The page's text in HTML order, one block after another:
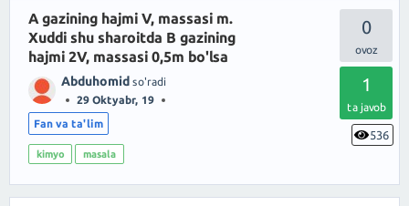
0
1
ta javob
536
A gazining hajmi V, massasi m.
Xuddi shu sharoitda B gazining
hajmi 2V, massasi 0,5m bo'lsa
Abduhomid so'radi
29 Oktyabr, 19
Fan va ta'lim
kimyo masala